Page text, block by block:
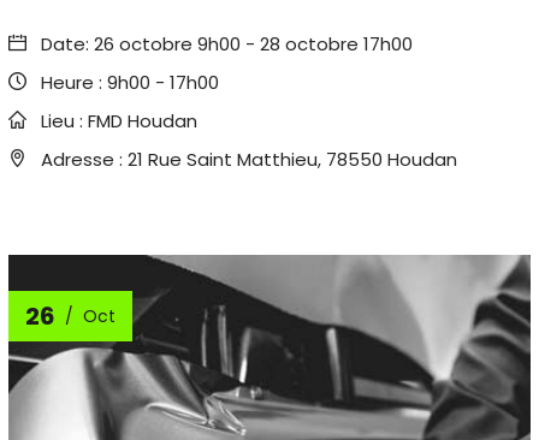
Date: 26 octobre 9h00 -28 octobre 17h00
Heure : 9h00 - 17h00
Lieu : FMD Houdan
Adresse : 21 Rue Saint Matthieu, 78550 Houdan
26 Oct